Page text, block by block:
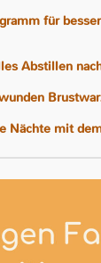
für
Abstillen
Nächte mit